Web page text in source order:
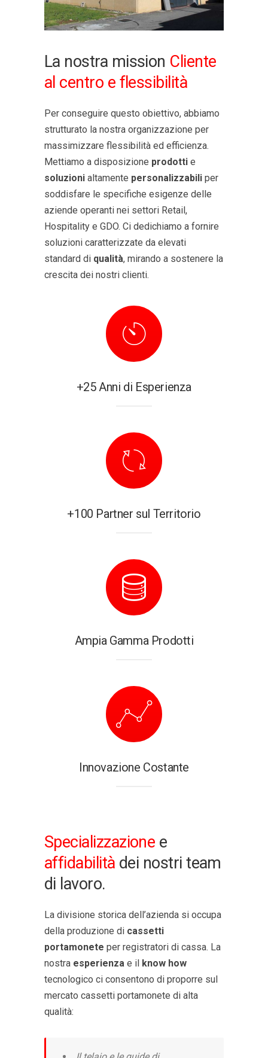
La nostra mission Cliente
al centro e flessibilità
Per conseguire questo obiettivo, abbiamo
strutturato la nostra organizzazione per
massimizzare flessibilità ed efficienza.
Mettiamo a disposizione prodotti e
soluzioni altamente personalizzabili per
soddisfare le specifiche esigenze delle
aziende operanti nei settori Retail,
Hospitality e GDO. Ci dedichiamo a fornire
soluzioni caratterizzate da elevati
standard di qualità, mirando a sostenere la
crescita dei nostri clienti.
+25 Anni di Esperienza
+100 Partner sul Territorio
Ampia Gamma Prodotti
Innovazione Costante
Specializzazione e
affidabilità dei nostri team
di lavoro.
La divisione storica dell’azienda si occupa
della produzione di cassetti
portamonete per registratori di cassa. La
nostra esperienza e il know how
tecnologico ci consentono di proporre sul
mercato cassetti portamonete di alta
qualità: